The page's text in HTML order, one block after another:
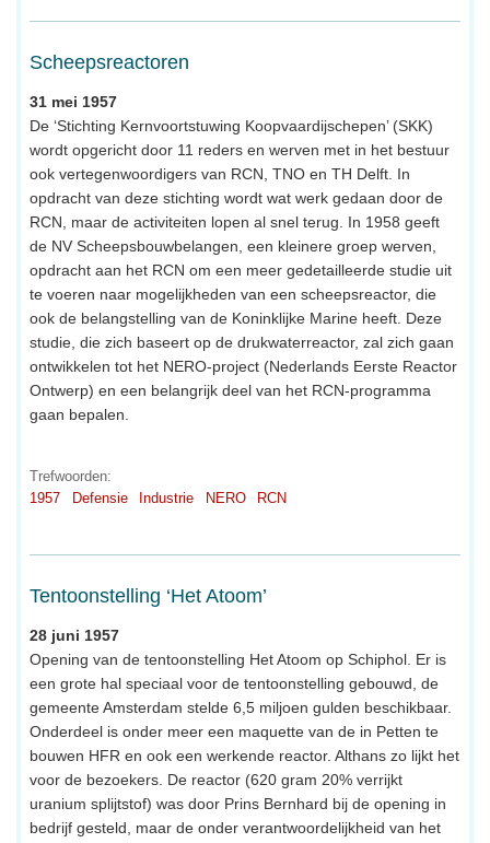
Scheepsreactoren
31 mei 1957
De ‘Stichting Kernvoortstuwing Koopvaardijschepen’ (SKK)
wordt opgericht door 11 reders en werven met in het bestuur
ook vertegenwoordigers van RCN, TNO en TH Delft. In
opdracht van deze stichting wordt wat werk gedaan door de
RCN, maar de activiteiten lopen al snel terug. In 1958 geeft
de NV Scheepsbouwbelangen, een kleinere groep werven,
opdracht aan het RCN om een meer gedetailleerde studie uit
te voeren naar mogelijkheden van een scheepsreactor, die
ook de belangstelling van de Koninklijke Marine heeft. Deze
studie, die zich baseert op de drukwaterreactor, zal zich gaan
ontwikkelen tot het NERO-project (Nederlands Eerste Reactor
Ontwerp) en een belangrijk deel van het RCN-programma
gaan bepalen.
Trefwoorden:
1957
Defensie Industrie NERO RCN
Tentoonstelling ‘Het Atoom’
28 juni 1957
Opening van de tentoonstelling Het Atoom op Schiphol. Er is
een grote hal speciaal voor de tentoonstelling gebouwd, de
gemeente Amsterdam stelde 6,5 miljoen gulden beschikbaar.
Onderdeel is onder meer een maquette van de in Petten te
bouwen HFR en ook een werkende reactor. Althans zo lijkt het
voor de bezoekers. De reactor (620 gram 20% verrijkt
uranium splijtstof) was door Prins Bernhard bij de opening in
bedrijf gesteld, maar de onder verantwoordelijkheid van het